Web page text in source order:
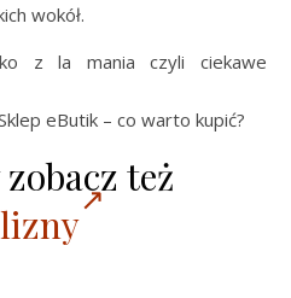
wokół.
z la mania czyli ciekawe
eButik – co warto kupić?
też